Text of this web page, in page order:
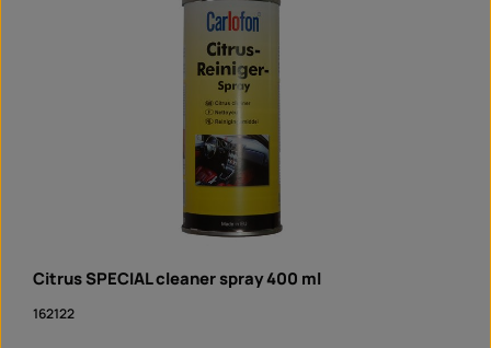
Citrus SPECIAL cleaner spray 400 ml
162122